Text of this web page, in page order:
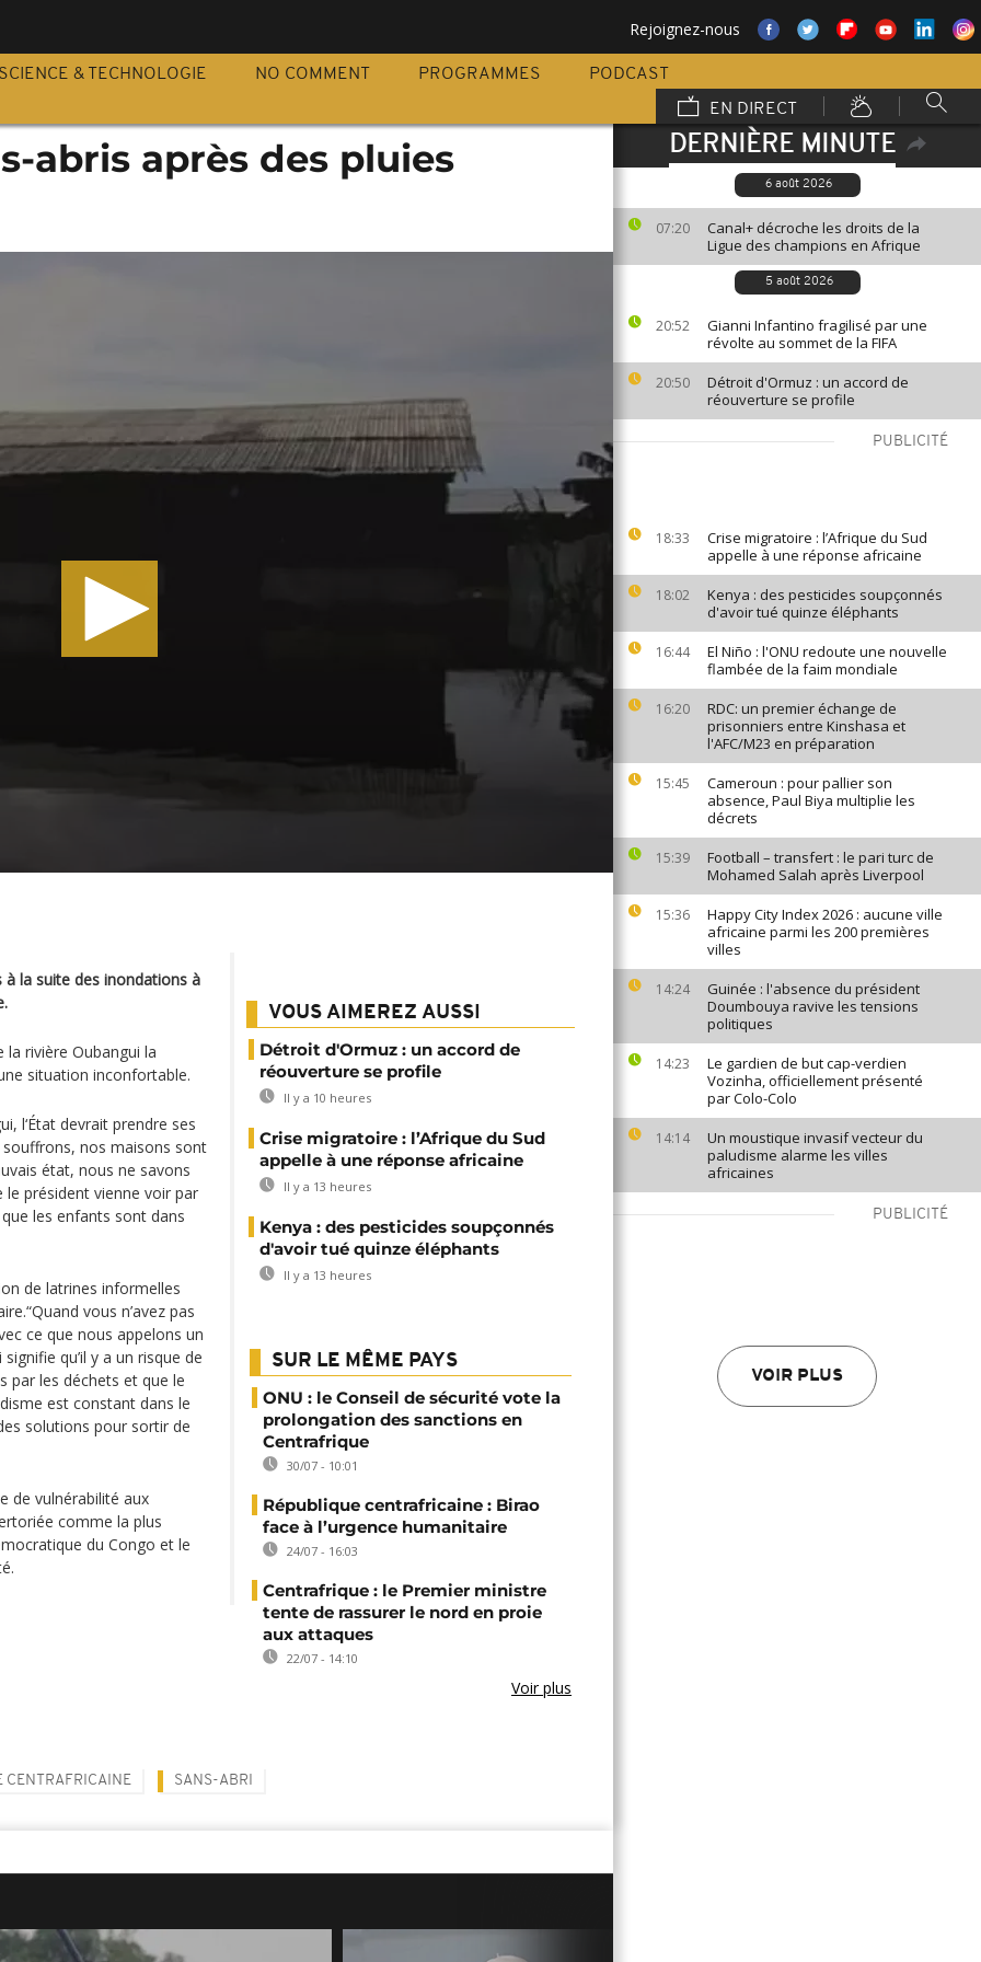
Rejoignez-nous
SCIENCE & TECHNOLOGIE NO COMMENT PROGRAMMES
PODCAST
EN DIRECT
DERNIÈRE MINUTE
6 août 2026
07:20
Canal+ décroche les droits de la
Ligue des champions en Afrique
5 août 2026
20:52
Gianni Infantino fragilisé par une
révolte au sommet de la FIFA
20:50
Détroit d'Ormuz : un accord de
réouverture se profile
PUBLICITÉ
18:33
Crise migratoire : l’Afrique du Sud
appelle à une réponse africaine
18:02
Kenya : des pesticides soupçonnés
d'avoir tué quinze éléphants
16:44
El Niño : l'ONU redoute une nouvelle
flambée de la faim mondiale
16:20
RDC: un premier échange de
prisonniers entre Kinshasa et
l'AFC/M23 en préparation
15:45
Cameroun : pour pallier son
absence, Paul Biya multiplie les
décrets
15:39
Football – transfert : le pari turc de
Mohamed Salah après Liverpool
15:36
Happy City Index 2026 : aucune ville
africaine parmi les 200 premières
villes
14:24
Guinée : l'absence du président
Doumbouya ravive les tensions
politiques
14:23
Le gardien de but cap-verdien
Vozinha, officiellement présenté
par Colo-Colo
14:14
Un moustique invasif vecteur du
paludisme alarme les villes
africaines
PUBLICITÉ
VOIR PLUS
abris après des pluies
la suite des inondations à
rivière Oubangui la
situation inconfortable.
l‘État devrait prendre ses
souffrons, nos maisons sont
état, nous ne savons
le président vienne voir par
les enfants sont dans
de latrines informelles
vous n’avez pas
ce que nous appelons un
qu’il y a un risque de
par les déchets et que le
est constant dans le
solutions pour sortir de
de vulnérabilité aux
comme la plus
du Congo et le
VOUS AIMEREZ AUSSI
Détroit d'Ormuz : un accord de
réouverture se profile
Il y a 10 heures
Crise migratoire : l’Afrique du Sud
appelle à une réponse africaine
Il y a 13 heures
Kenya : des pesticides soupçonnés
d'avoir tué quinze éléphants
Il y a 13 heures
SUR LE MÊME PAYS
ONU : le Conseil de sécurité vote la
prolongation des sanctions en
Centrafrique
30/07 - 10:01
République centrafricaine : Birao
face à l’urgence humanitaire
24/07 - 16:03
Centrafrique : le Premier ministre
tente de rassurer le nord en proie
aux attaques
22/07 - 14:10
Voir plus
CENTRAFRICAINE SANS-ABRI